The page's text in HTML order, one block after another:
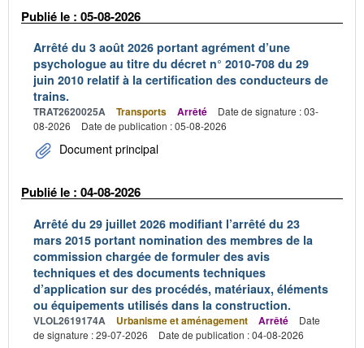
Publié le : 05-08-2026
Arrêté du 3 août 2026 portant agrément d’une
psychologue au titre du décret n° 2010-708 du 29
juin 2010 relatif à la certification des conducteurs de
trains.
TRAT2620025A Transports Arrêté
Date de signature : 03-
08-2026
Date de publication : 05-08-2026
Document principal
Publié le : 04-08-2026
Arrêté du 29 juillet 2026 modifiant l’arrêté du 23
mars 2015 portant nomination des membres de la
commission chargée de formuler des avis
techniques et des documents techniques
d’application sur des procédés, matériaux, éléments
ou équipements utilisés dans la construction.
VLOL2619174A Urbanisme et aménagement Arrêté
Date
de signature : 29-07-2026
Date de publication : 04-08-2026